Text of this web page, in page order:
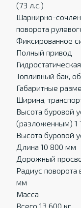
(73 л.с.)
Шарнирно-
поворота
Фиксированное
Полный привод
Топливный бак,
Габаритные
Ширина,
Высота буровой
(разложенным) 1
Высота буровой
Длина 10 800 мм
Дорожный
Радиус
мм
Масса
Всего 13 600 кг